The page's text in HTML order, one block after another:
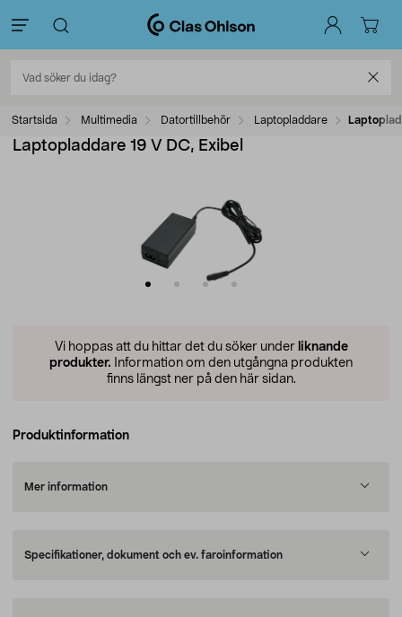
Startsida Multimedia Datortillbehör Laptopladdare
Laptopladdare 19 V DC, Exibel
Vi hoppas att du hittar det du söker under liknande
produkter. Information om den utgångna produkten
finns längst ner på den här sidan.
Produktinformation
Mer information
Specifikationer, dokument och ev. faroinformation